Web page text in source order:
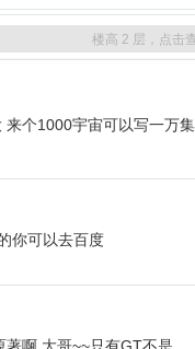
楼高 2 层，点击
来个1000宇宙可以写一万集
你可以去百度